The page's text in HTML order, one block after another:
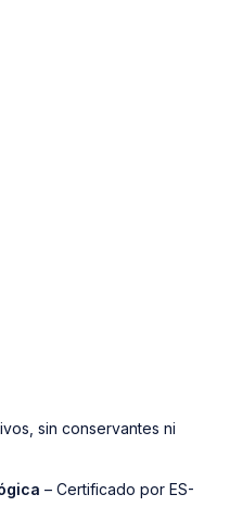
sin conservantes ni
– Certificado por ES-